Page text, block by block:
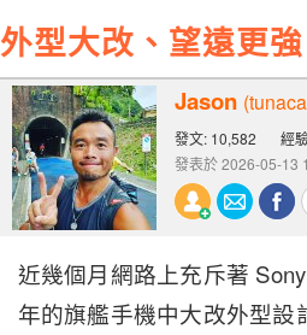
外型大改、望遠更
Jason
發文: 10,582
經
發表於 2026-05-13
近幾個月網路上充斥著
年的旗艦手機中大改外型